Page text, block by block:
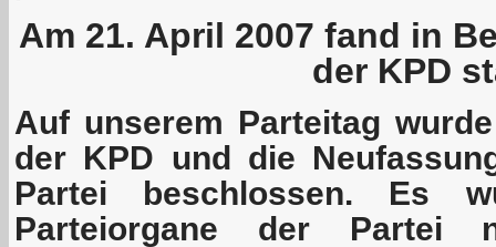
Am 21. April 2007 fand in
der KPD
Auf unserem Parteitag
der KPD und die
Partei beschlossen. Es
Parteiorgane der Partei